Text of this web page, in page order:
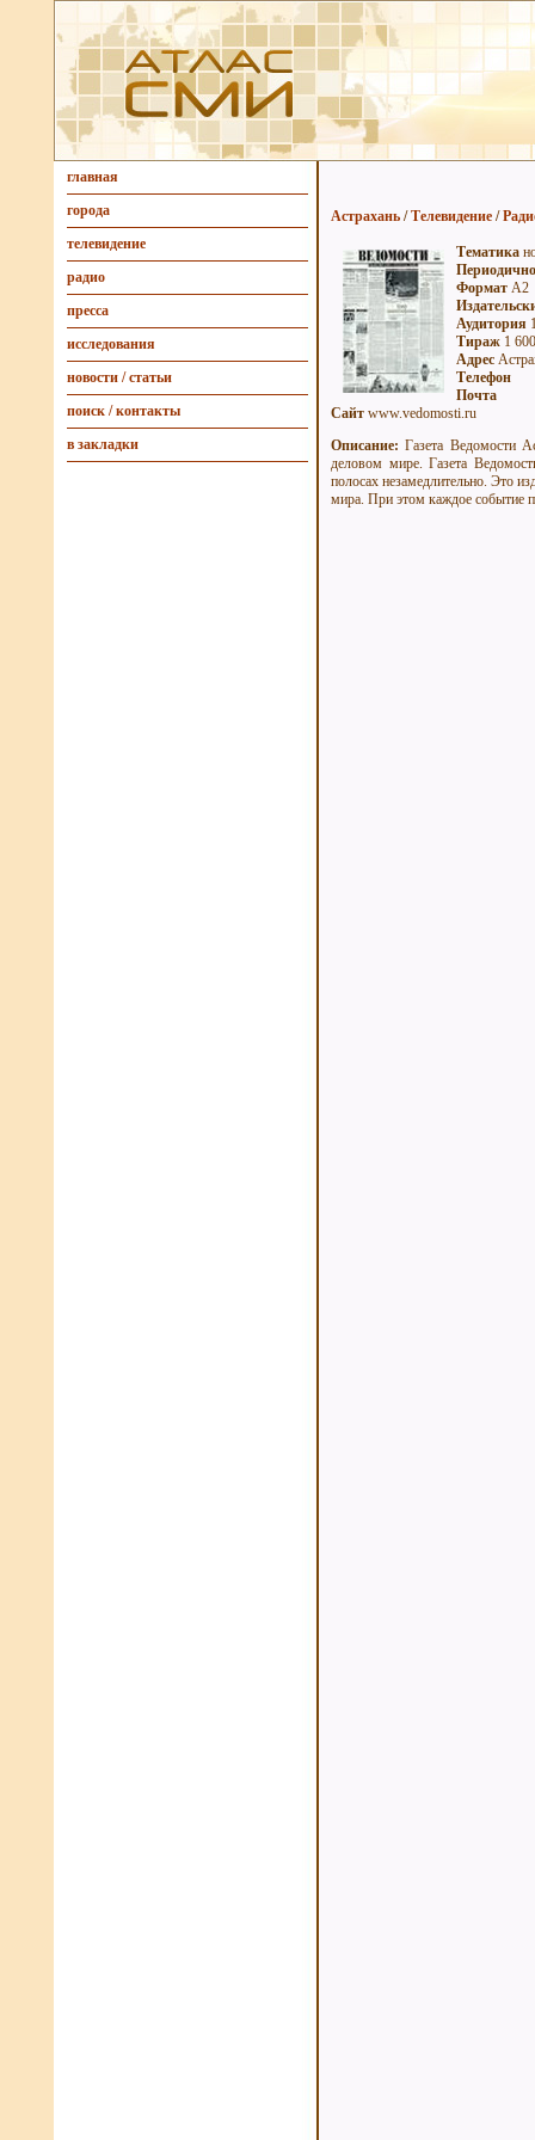
главная
города
телевидение
радио
пресса
исследования
новости / статьи
поиск / контакты
в закладки
Астрахань /Телевидение /
Тематика
Формат А2
Аудитория
Тираж 1
Адрес
Телефон
Почта
Сайт www.vedomosti.ru
Описание: Газета Ведомости
деловом мире. Газета
полосах незамедлительно. Это
мира. При этом каждое событие